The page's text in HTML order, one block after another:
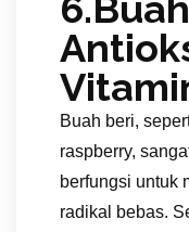
Buah beri,
raspberry,
berfungsi untuk
radikal bebas.